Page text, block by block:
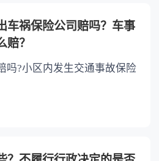
车祸保险公司赔吗？车事
赔？
吗?小区内发生交通事故保险